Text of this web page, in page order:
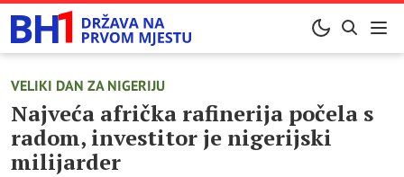
VELIKI DAN ZA NIGERIJU
Najveća afrička rafinerija počela s
radom, investitor je nigerijski
milijarder